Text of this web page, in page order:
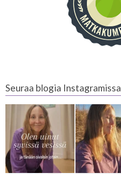
Seuraa blogia Instagramissa